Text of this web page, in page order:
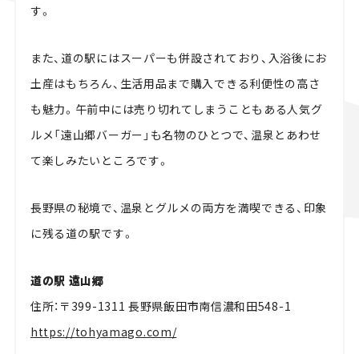
す。
また、道の駅にはスーパーも併設されており、入浴後にお
土産はもちろん、生活用品まで購入できる利便性の高さ
も魅力。午前中には売り切れてしまうこともある人気グ
ルメ「遠山郷バーガー」も名物のひとつで、温泉とあわせ
て楽しみたいところです。
長野県の秘境で、温泉とグルメの両方を満喫できる、印象
に残る道の駅です。
道の駅 遠山郷
住所：〒399-1311 長野県飯田市南信濃和田548-1
https://tohyamago.com/